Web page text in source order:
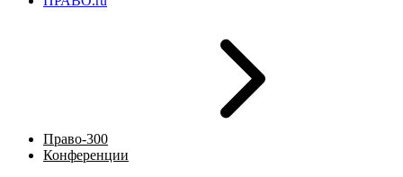
Право-300
Конференции